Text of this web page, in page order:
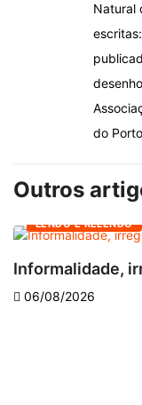
Natural
do
Outros
LENDO E RELENDO
Informalidade,
06/08/2026